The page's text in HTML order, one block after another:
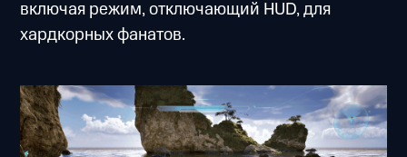
включая режим, отключающий HUD, для
хардкорных фанатов.